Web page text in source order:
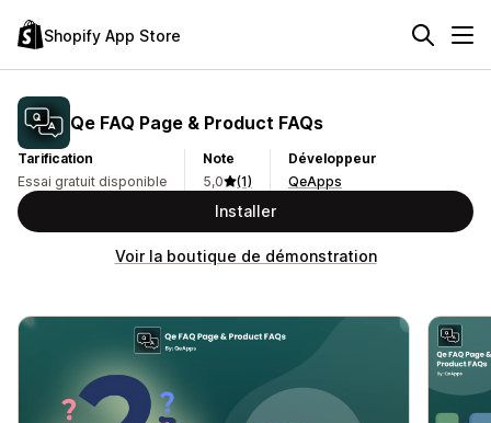
Shopify App Store
Qe FAQ Page & Product FAQs
Tarification
Essai gratuit disponible
Note
5,0
(1)
Développeur
QeApps
Installer
Voir la boutique de démonstration